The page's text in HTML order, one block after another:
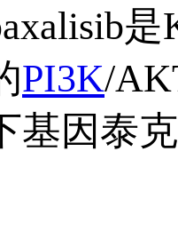
PI3K/
基因泰